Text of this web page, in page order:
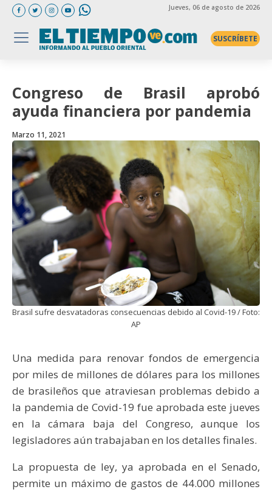
Jueves, 06 de agosto de 2026
SUSCRÍBETE
Congreso de Brasil aprobó
ayuda financiera por pandemia
Marzo 11, 2021
Brasil sufre desvatadoras consecuencias debido al Covid-19 / Foto:
AP
Una medida para renovar fondos de emergencia
por miles de millones de dólares para los millones
de brasileños que atraviesan problemas debido a
la pandemia de Covid-19 fue aprobada este jueves
en la cámara baja del Congreso, aunque los
legisladores aún trabajaban en los detalles finales.
La propuesta de ley, ya aprobada en el Senado,
permite un máximo de gastos de 44.000 millones